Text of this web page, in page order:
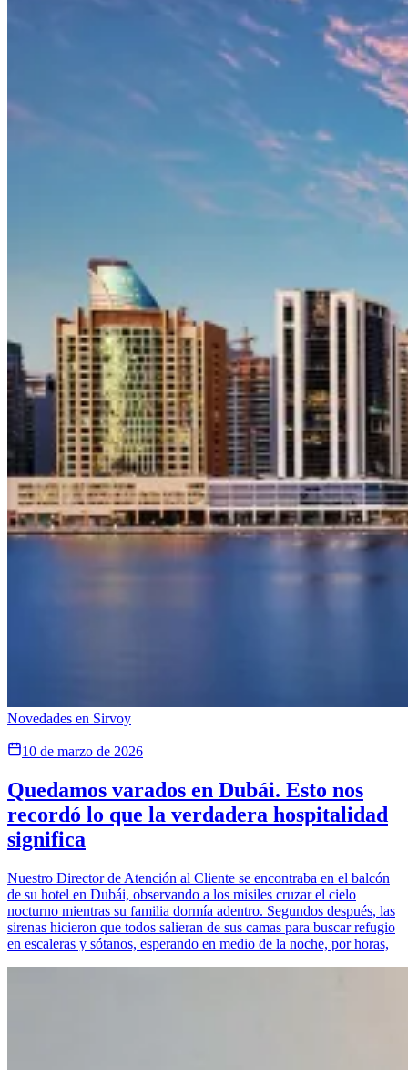
Novedades en Sirvoy
10 de marzo de 2026
Quedamos varados en Dubái. Esto nos
recordó lo que la verdadera hospitalidad
significa
Nuestro Director de Atención al Cliente se encontraba en el balcón
de su hotel en Dubái, observando a los misiles cruzar el cielo
nocturno mientras su familia dormía adentro. Segundos después, las
sirenas hicieron que todos salieran de sus camas para buscar refugio
en escaleras y sótanos, esperando en medio de la noche, por horas,